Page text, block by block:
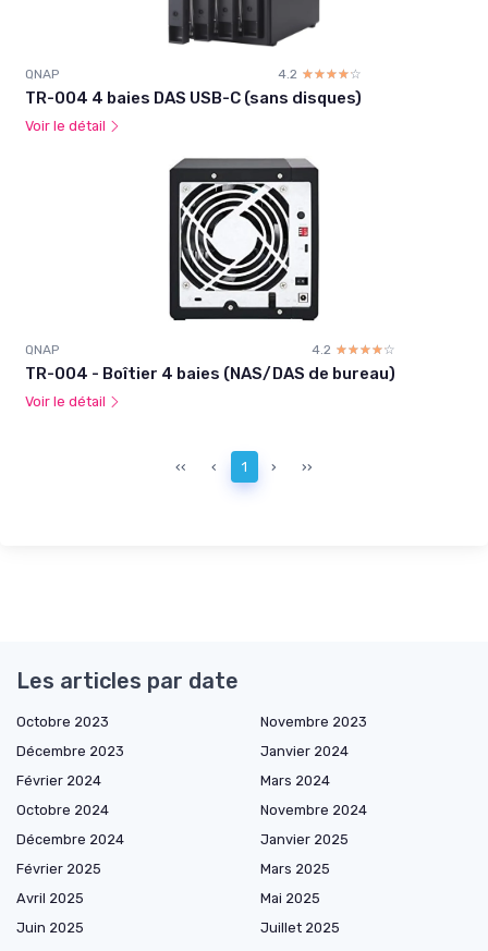
QNAP 4.2 ☆☆☆☆☆
★★★★★
TR-004 4 baies DAS USB-C (sans disques)
Voir le détail
QNAP 4.2 ☆☆☆☆☆
★★★★★
TR-004 - Boîtier 4 baies (NAS/DAS de bureau)
Voir le détail
‹‹ ‹ 1 › ››
Les articles par date
Octobre 2023
Novembre 2023
Décembre 2023
Janvier 2024
Février 2024
Mars 2024
Octobre 2024
Novembre 2024
Décembre 2024
Janvier 2025
Février 2025
Mars 2025
Avril 2025
Mai 2025
Juin 2025
Juillet 2025